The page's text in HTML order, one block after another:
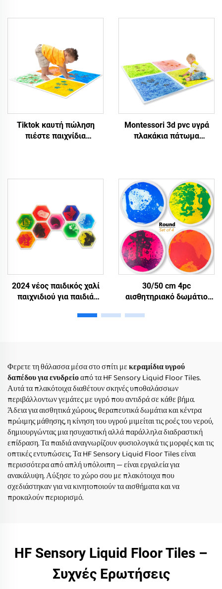
Tiktok καυτή πώληση
πιέστε παιχνίδια
τετραγωνικό
Montessori 3d pvc υγρά
πλακάκια πάτωμα
εσωτερικό παιχνίδι για 5
έως 7 ετών παιδιά unisex
2024 νέος παιδικός χαλί
παιχνιδιού για παιδιά
χρήση αισθητήριες υγρές
30/50 cm 4pc
αισθητηριακό δωμάτιο
θεραπεία στρογγυλό
έδαφος πλακάκια σετ
Φερετε τη θάλασσα μέσα στο σπίτι μεκεραμίδια υγρού
δαπέδου για ενυδρείοαπό τα HF Sensory Liquid Floor Tiles.
Αυτά τα πλακότοιχα διαθέτουν σκηνές υποθαλάσσιων
περιβάλλοντων γεμάτες με υγρό που αντιδρά σε κάθε βήμα.
Άδεια για αισθητικά χώρους, θεραπευτικά δωμάτια και κέντρα
πρώιμης μάθησης, η κίνηση του υγρού μιμείται τις ροές του νερού,
δημιουργώντας μια ησυχαστική αλλά παράλληλα διαδραστική
επίδραση. Τα παιδιά αναγνωρίζουν φυσιολογικά τις μορφές και τις
οπτικές εντυπώσεις. Τα HF Sensory Liquid Floor Tiles είναι
περισσότερα από απλή υπόλοιπη — είναι εργαλεία για
ανακάλυψη. Αύξησε το χώρο σου με πλακότοιχα που
σχεδιάστηκαν για να κινητοποιούν τα αισθήματα και να
προκαλούν περιορισμό.
HF Sensory Liquid Floor Tiles –
Συχνές Ερωτήσεις